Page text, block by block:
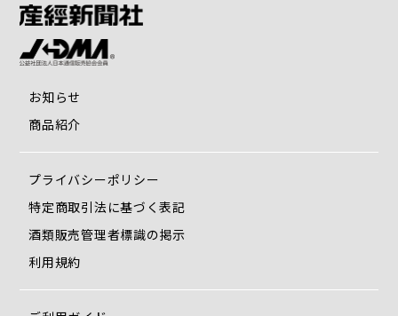
お知らせ
商品紹介
プライバシーポリシー
特定商取引法に基づく表記
酒類販売管理者標識の掲示
利用規約